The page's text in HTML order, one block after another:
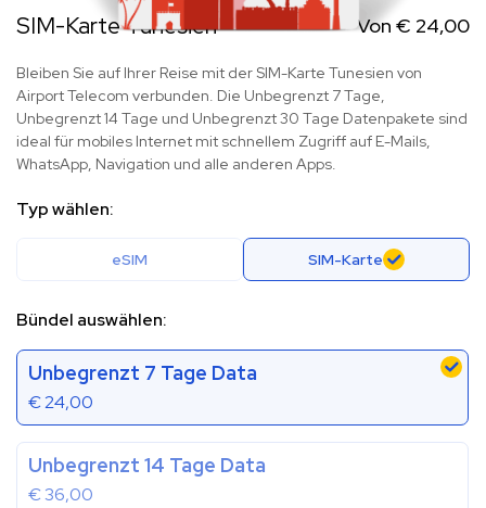
SIM-Karte Tunesien Von € 24,00
Bleiben Sie auf Ihrer Reise mit der SIM-Karte Tunesien von
Airport Telecom verbunden. Die Unbegrenzt 7 Tage,
Unbegrenzt 14 Tage und Unbegrenzt 30 Tage Datenpakete sind
ideal für mobiles Internet mit schnellem Zugriff auf E-Mails,
WhatsApp, Navigation und alle anderen Apps.
Typ wählen:
eSIM SIM-Karte
Bündel auswählen:
Unbegrenzt 7 Tage Data
€24,00
Unbegrenzt 14 Tage Data
€36,00